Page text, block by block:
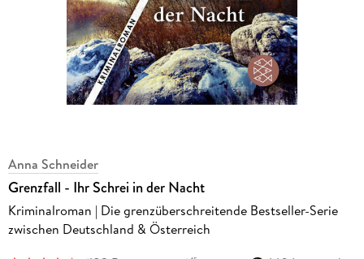
Anna Schneider
Grenzfall - Ihr Schrei in der Nacht
Kriminalroman | Die grenzüberschreitende Bestseller-Serie
zwischen Deutschland & Österreich